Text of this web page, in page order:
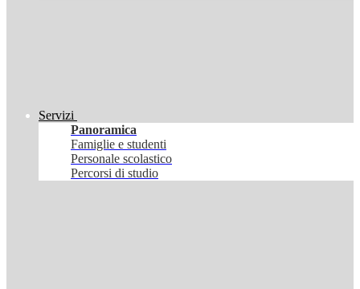
Servizi
Panoramica
Famiglie e studenti
Personale scolastico
Percorsi di studio